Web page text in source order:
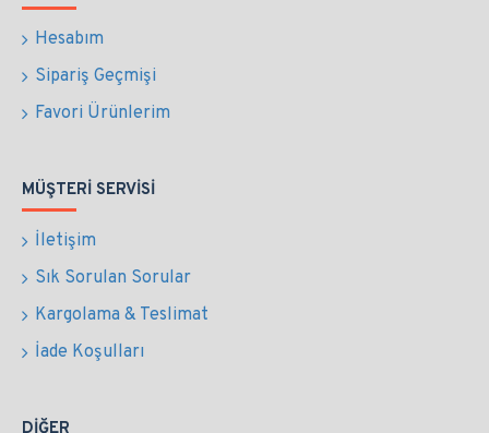
Hesabım
Sipariş Geçmişi
Favori Ürünlerim
MÜŞTERI SERVISI
İletişim
Sık Sorulan Sorular
Kargolama & Teslimat
İade Koşulları